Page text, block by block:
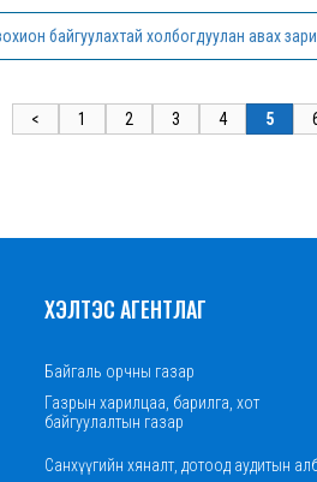
байгуулахтай холбогдуулан авах
< 1 2 3 4 5
ХЭЛТЭС АГЕНТЛАГ
Байгаль орчны газар
Газрын харилцаа, барилга, хот
байгуулалтын газар
Санхүүгийн хяналт, дотоод аудитын